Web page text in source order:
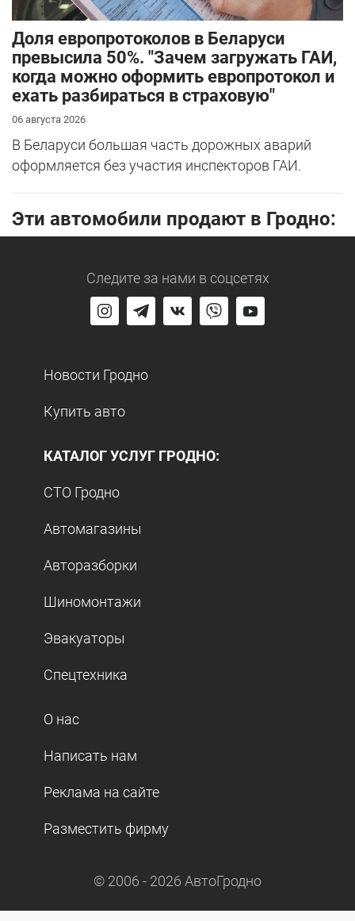
Доля европротоколов в Беларуси
превысила 50%. "Зачем загружать ГАИ,
когда можно оформить европротокол и
ехать разбираться в страховую"
06 августа 2026
В Беларуси большая часть дорожных аварий
оформляется без участия инспекторов ГАИ.
Эти автомобили продают в Гродно:
Следите за нами в соцсетях
Новости Гродно
Купить авто
КАТАЛОГ УСЛУГ ГРОДНО:
СТО Гродно
Автомагазины
Авторазборки
Шиномонтажи
Эвакуаторы
Спецтехника
О нас
Написать нам
Реклама на сайте
Разместить фирму
© 2006 - 2026 АвтоГродно